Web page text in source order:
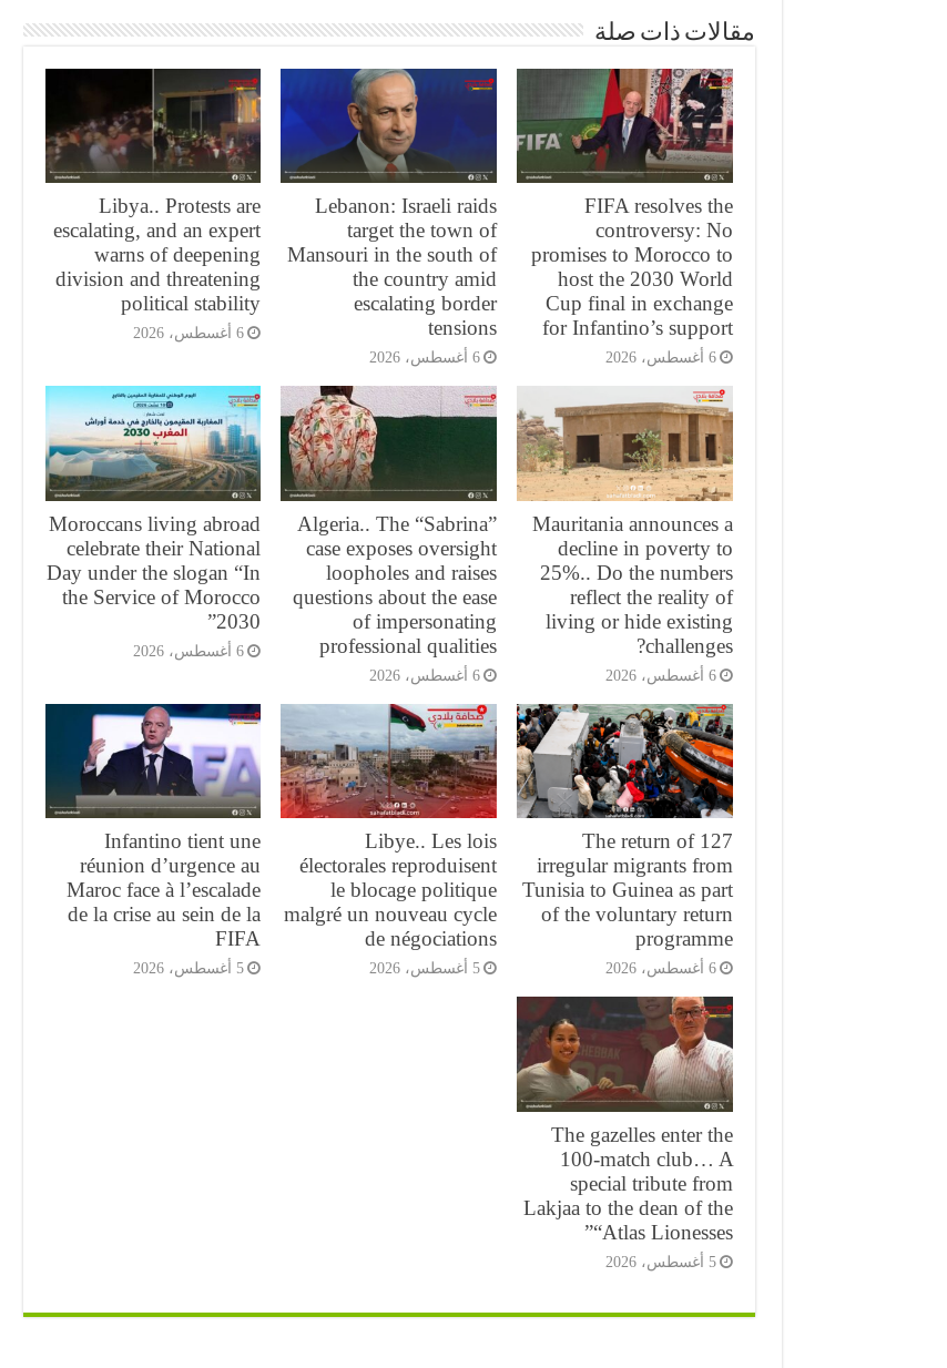
مقالات ذات صلة
FIFA resolves the
controversy: No
promises to Morocco to
host the 2030 World
Cup final in exchange
for Infantino’s support
6 أغسطس، 2026
Lebanon: Israeli raids
target the town of
Mansouri in the south of
the country amid
escalating border
tensions
6 أغسطس، 2026
Libya.. Protests are
escalating, and an expert
warns of deepening
division and threatening
political stability
6 أغسطس، 2026
Mauritania announces a
decline in poverty to
25%.. Do the numbers
reflect the reality of
living or hide existing
challenges?
6 أغسطس، 2026
Algeria.. The “Sabrina”
case exposes oversight
loopholes and raises
questions about the ease
of impersonating
professional qualities
6 أغسطس، 2026
Moroccans living abroad
celebrate their National
Day under the slogan “In
the Service of Morocco
2030”
6 أغسطس، 2026
The return of 127
irregular migrants from
Tunisia to Guinea as part
of the voluntary return
programme
6 أغسطس، 2026
Libye.. Les lois
électorales reproduisent
le blocage politique
malgré un nouveau cycle
de négociations
5 أغسطس، 2026
Infantino tient une
réunion d’urgence au
Maroc face à l’escalade
de la crise au sein de la
FIFA
5 أغسطس، 2026
The gazelles enter the
100-match club… A
special tribute from
Lakjaa to the dean of the
“Atlas Lionesses”
5 أغسطس، 2026